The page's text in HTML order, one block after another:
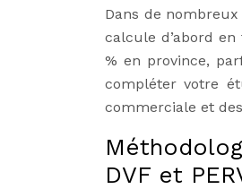
Dans de
calcule d’abord
% en province,
compléter votre
commerciale et
DVF et